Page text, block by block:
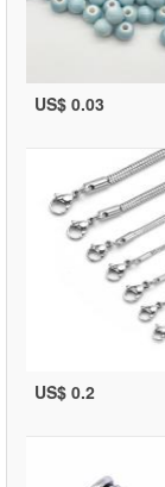
US$ 0.03
US$ 0.2